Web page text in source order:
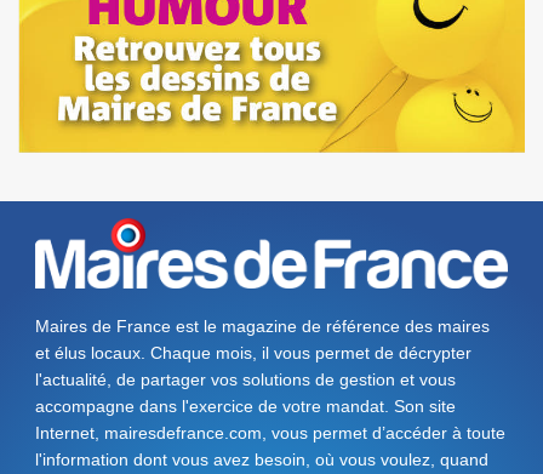
Maires de France est le magazine de référence des maires
et élus locaux. Chaque mois, il vous permet de décrypter
l'actualité, de partager vos solutions de gestion et vous
accompagne dans l'exercice de votre mandat. Son site
Internet, mairesdefrance.com, vous permet d’accéder à toute
l'information dont vous avez besoin, où vous voulez, quand